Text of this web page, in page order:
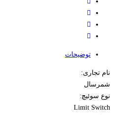
توضیحات
نام تجاری:
شمرسال
نوع سوئیچ:
Limit Switch